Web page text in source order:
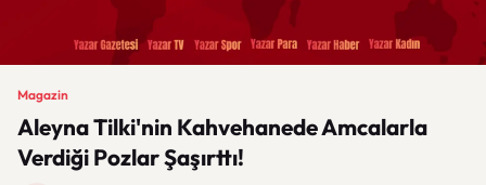
Magazin
Aleyna Tilki'nin Kahvehanede Amcalarla
Verdiği Pozlar Şaşırttı!